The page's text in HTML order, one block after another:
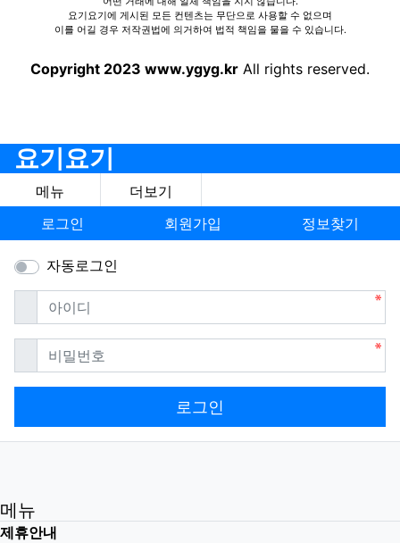
요기요기에 게시된 모든 컨텐츠는 무단으로 사용할 수 없으며
이를 어길 경우 저작권법에 의거하여 법적 책임을 물을 수 있습니다.
Copyright 2023 www.ygyg.kr All rights reserved.
요기요기
메뉴
더보기
로그인
회원가입 정보찾기
자동로그인
아이디필수
비밀번호필수
로그인
메뉴
제휴안내